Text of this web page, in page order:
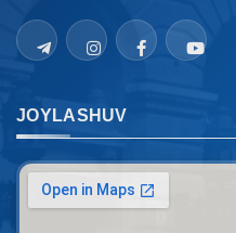
JOYLASHUV